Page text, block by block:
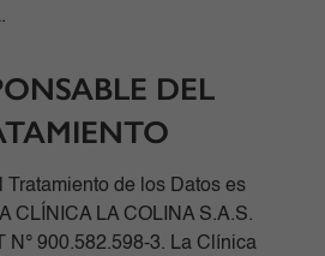
DEL
de los Datos es
CLÍNICA LA COLINA S.A.S.
N° 900.582.598-3. La Clínica